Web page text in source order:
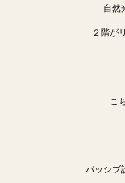
自然
２階が
こ
パッシブ